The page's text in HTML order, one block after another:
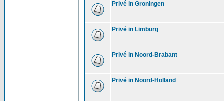
Privé in Groningen
Privé in Limburg
Privé in Noord-Brabant
Privé in Noord-Holland